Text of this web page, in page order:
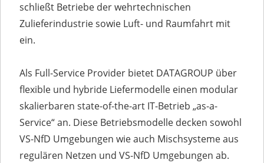
schließt Betriebe der wehrtechnischen
Zulieferindustrie sowie Luft- und Raumfahrt mit
ein.
Als Full-Service Provider bietet DATAGROUP über
flexible und hybride Liefermodelle einen modular
skalierbaren state-of-the-art IT-Betrieb „as-a-
Service“ an. Diese Betriebsmodelle decken sowohl
VS-NfD Umgebungen wie auch Mischsysteme aus
regulären Netzen und VS-NfD Umgebungen ab.